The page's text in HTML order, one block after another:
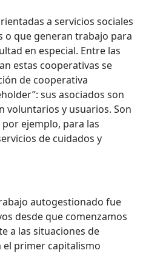
a servicios sociales
o que generan trabajo para
en especial. Entre las
estas cooperativas se
de cooperativa
sus asociados son
voluntarios y usuarios. Son
ejemplo, para las
de cuidados y
autogestionado fue
desde que comenzamos
a las situaciones de
primer capitalismo